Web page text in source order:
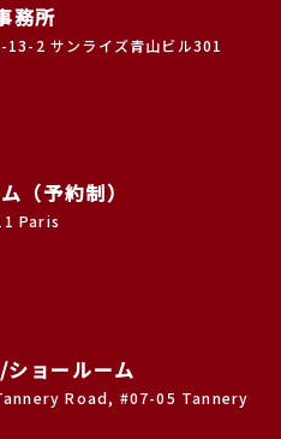
務所
2 サンライズ青山ビル301
（予約制）
Paris
ョールーム
Road, #07-05 Tannery